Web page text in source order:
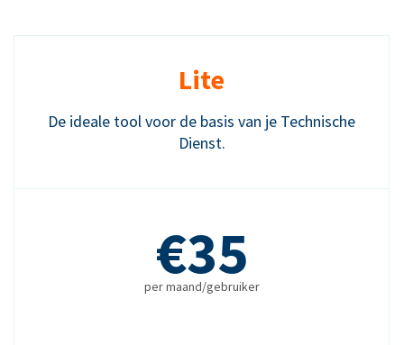
Lite
De ideale tool voor de basis van je Technische
Dienst.
€35
per maand/gebruiker